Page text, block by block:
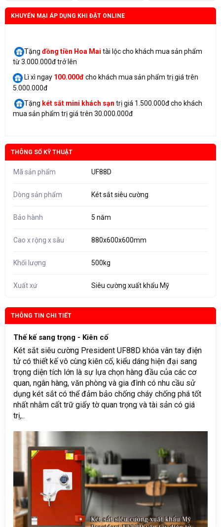
KHUYẾN MẠI ÁP DỤNG KHI ĐẶT ONLINE
Tặng đồng tiền Hoa Mai tài lộc cho khách mua sản phẩm
từ 3.000.000đ trở lên
Lì xì ngay 100.000đcho khách mua sản phẩm trị giá trên
5.000.000đ
Tặng két sắt mini khách sạn trị giá 1.500.000đ cho khách
mua sản phẩm trị giá trên 30.000.000đ
THÔNG TIN CHI TIẾT
Thế kế sang trọng - Kiên cố
Két sắt siêu cường President UF88D khóa vân tay điện
tử có thiết kế vô cùng kiên cố, kiểu dáng hiện đại sang
trọng diện tích lớn là sự lựa chọn hàng đầu của các cơ
quan, ngân hàng, văn phòng và gia đình có nhu cầu sử
dụng két sắt có thể đảm bảo chống cháy chống phá tốt
nhất nhằm cất trữ giấy tờ quan trọng và tài sản có giá
trị,..
THÔNG SỐ KỸ THUẬT
Mã sản phẩm UF88D
Dòng sản phẩm Két sắt siêu cường
Bảo hành 5 năm
Cao x rộng x sâu 880x600x600mm
Khối lượng 500kg
Xuất xứ Siêu cường xuất khẩu Mỹ